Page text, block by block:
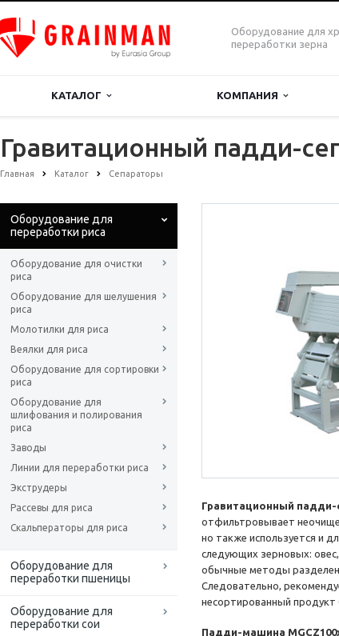
Оборудование для
переработки зерна
КАТАЛОГ КОМПАНИЯ
Гравитационный падди-
Главная Каталог Сепараторы
Оборудование для
переработки риса
Оборудование для очистки
риса
Оборудование для шелушения
риса
Молотилки для риса
Веялки для риса
Оборудование для сортировки
риса
Оборудование для
шлифования и полирования
риса
Заводы
Линии для переработки риса
Экструдеры
Рассевы для риса
Скальператоры для риса
Оборудование для
переработки пшеницы
Оборудование для
переработки сои
Гравитационный падди-
отфильтровывает
но также используется и
следующих зерновых:
обычные методы
Следовательно,
несортированный
Падди-машина